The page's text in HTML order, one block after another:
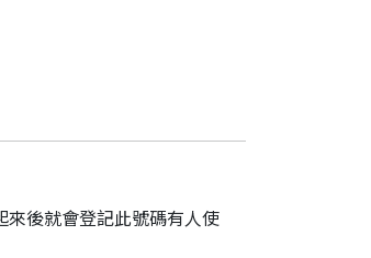
後就會登記此號碼有人使